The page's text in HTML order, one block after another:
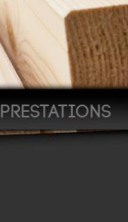
PRESTATIONS